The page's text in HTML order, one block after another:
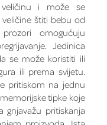
veličinu i može se
štiti bebu od
omogućuju
Jedinica
se može koristiti ili
ili prema svijetu.
pritiskom na jednu
tipke koje
pritiskanja